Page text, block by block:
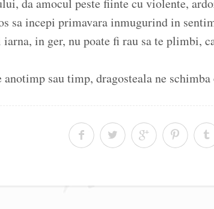
da amocul peste fiinte cu violente,
sa incepi primavara inmugurind in
in ger, nu poate fi rau sa te plimbi,
anotimp sau timp, dragosteala ne